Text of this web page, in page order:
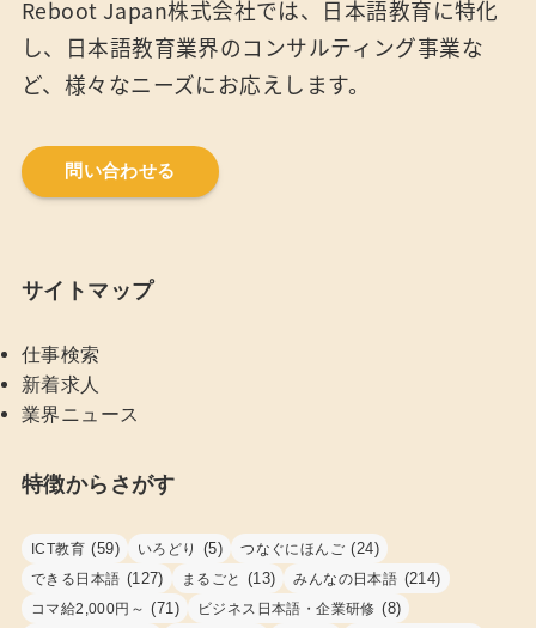
Reboot Japan株式会社では、日本語教育に特化
し、日本語教育業界のコンサルティング事業な
ど、様々なニーズにお応えします。
問い合わせる
サイトマップ
仕事検索
新着求人
業界ニュース
特徴からさがす
ICT教育 (59) いろどり (5) つなぐにほんご (24)
できる日本語 (127) まるごと (13) みんなの日本語 (214)
コマ給2,000円～ (71) ビジネス日本語・企業研修 (8)